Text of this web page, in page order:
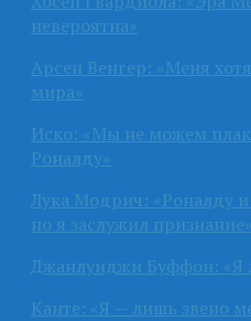
невероятна»
Арсен Венгер: «Меня
мира»
Иско: «Мы не можем
Роналду»
Лука Модрич: «Роналду
но я заслужил признание»
Джанлуиджи Буффон: «Я
Канте: «Я — лишь звено